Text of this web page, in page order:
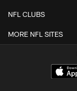
NFL CLUBS
MORE NFL SITES